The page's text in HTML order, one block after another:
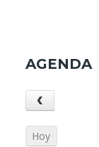
AGENDA
Hoy